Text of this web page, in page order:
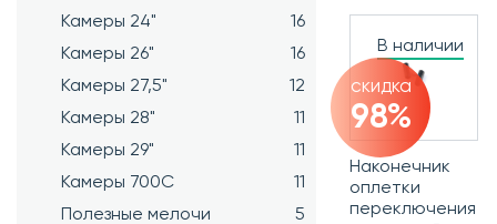
Камеры 24"
16
Камеры 26"
16
Камеры 27,5"
12
Камеры 28"
11
Камеры 29"
11
Камеры 700C
11
Полезные мелочи
5
В наличии
скидка
98%
Наконечник
оплетки
переключения